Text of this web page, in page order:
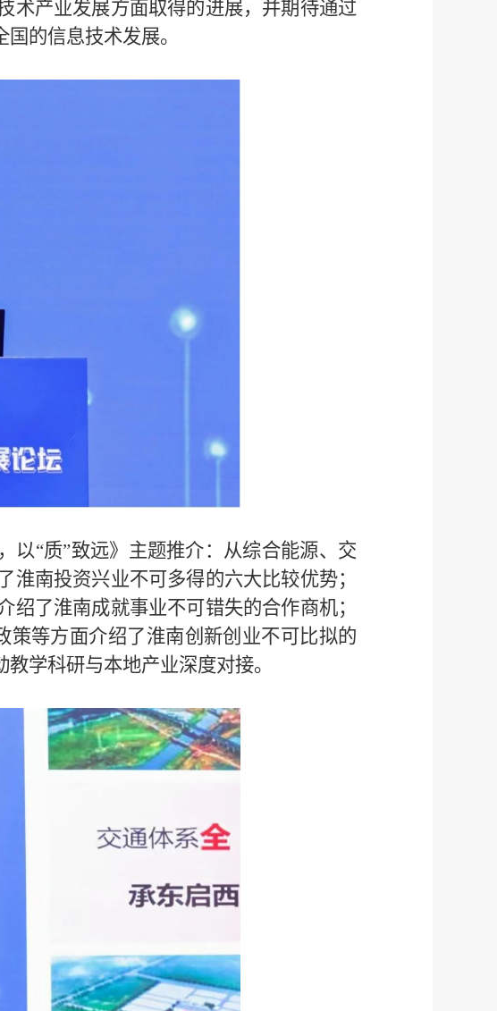
术产业发展方面取得的进展，并期待通过
的信息技术发展。
以“质”致远》主题推介：从综合能源、交
南投资兴业不可多得的六大比较优势；
了淮南成就事业不可错失的合作商机；
策等方面介绍了淮南创新创业不可比拟的
学科研与本地产业深度对接。